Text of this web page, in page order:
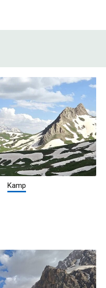
Kamp